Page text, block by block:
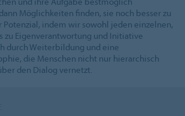
Möglichkeiten finden, sie noch besser zu
Potenzial, indem wir sowohl jeden einzelnen,
zu Eigenverantwortung und Initiative
durch Weiterbildung und eine
die Menschen nicht nur hierarchisch
den Dialog vernetzt.